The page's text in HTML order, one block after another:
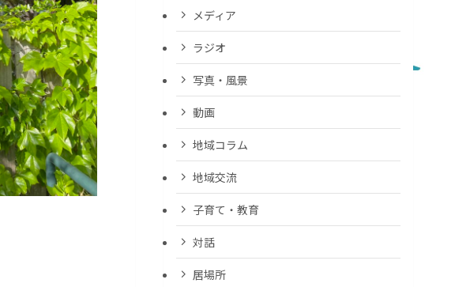
メディア
ラジオ
写真・風景
動画
地域コラム
地域交流
子育て・教育
対話
居場所